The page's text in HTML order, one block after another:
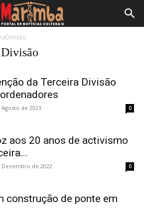
da Terceira Divisão
Agosto de 2023 0
aos 20 anos de activismo
Dezembro de 2022 0
construção de ponte em